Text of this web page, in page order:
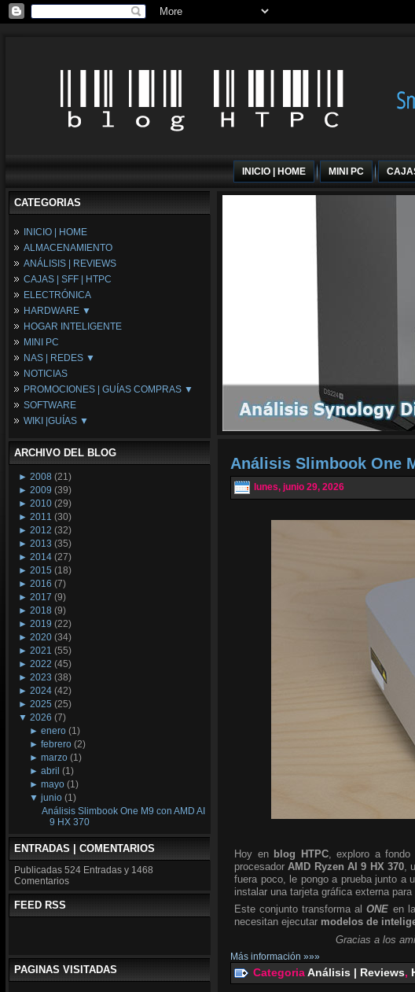
INICIO | HOME MINI PC
CATEGORIAS
INICIO | HOME
ALMACENAMIENTO
ANÁLISIS | REVIEWS
CAJAS | SFF | HTPC
ELECTRÓNICA
HARDWARE ▼
Fuentes de Alimentación
Memória RAM
Placas Base
Procesadores
Periféricos
Refrigeración
Tarjetas Gráficas
HOGAR INTELIGENTE
MINI PC
NAS | REDES ▼
NAS
Espacio Synology
Redes
NOTICIAS
PROMOCIONES | GUÍAS COMPRAS ▼
Configuraciones Ordenadores
Guías de Compras
SOFTWARE
WIKI |GUÍAS ▼
Wikipedia
ARCHIVO DEL BLOG
► 2008 (21)
► 2009 (39)
► 2010 (29)
► 2011 (30)
► 2012 (32)
► 2013 (35)
► 2014 (27)
► 2015 (18)
► 2016 (7)
► 2017 (9)
► 2018 (9)
► 2019 (22)
► 2020 (34)
► 2021 (55)
► 2022 (45)
► 2023 (38)
► 2024 (42)
► 2025 (25)
▼ 2026 (7)
►enero (1)
►febrero (2)
►marzo (1)
►abril (1)
►mayo (1)
▼junio (1)
Análisis Slimbook One M9 con AMD AI
9 HX 370
ENTRADAS | COMENTARIOS
Publicadas 524 Entradas y 1468
Comentarios
FEED RSS
PAGINAS VISITADAS
Análisis Slimbook One
lunes, junio 29, 2026
Hoy en blog HTPC, exploro a fondo
procesadorAMD Ryzen AI 9 HX 370 ,
fuera poco, le pongo a prueba junto a
instalar una tarjeta gráfica externa
Este conjunto transforma alONE en
necesitan ejecutar modelos de
Gracias a los
Más información »»»
CategoriaAnálisis | Reviews,